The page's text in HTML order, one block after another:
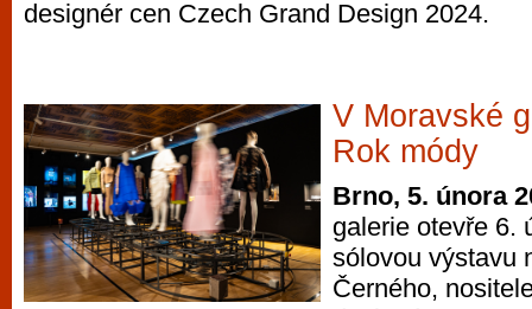
designér cen Czech Grand Design 2024.
V Moravské
Rok módy
Brno, 5. února
galerie otevře 6.
sólovou výstavu
Černého,